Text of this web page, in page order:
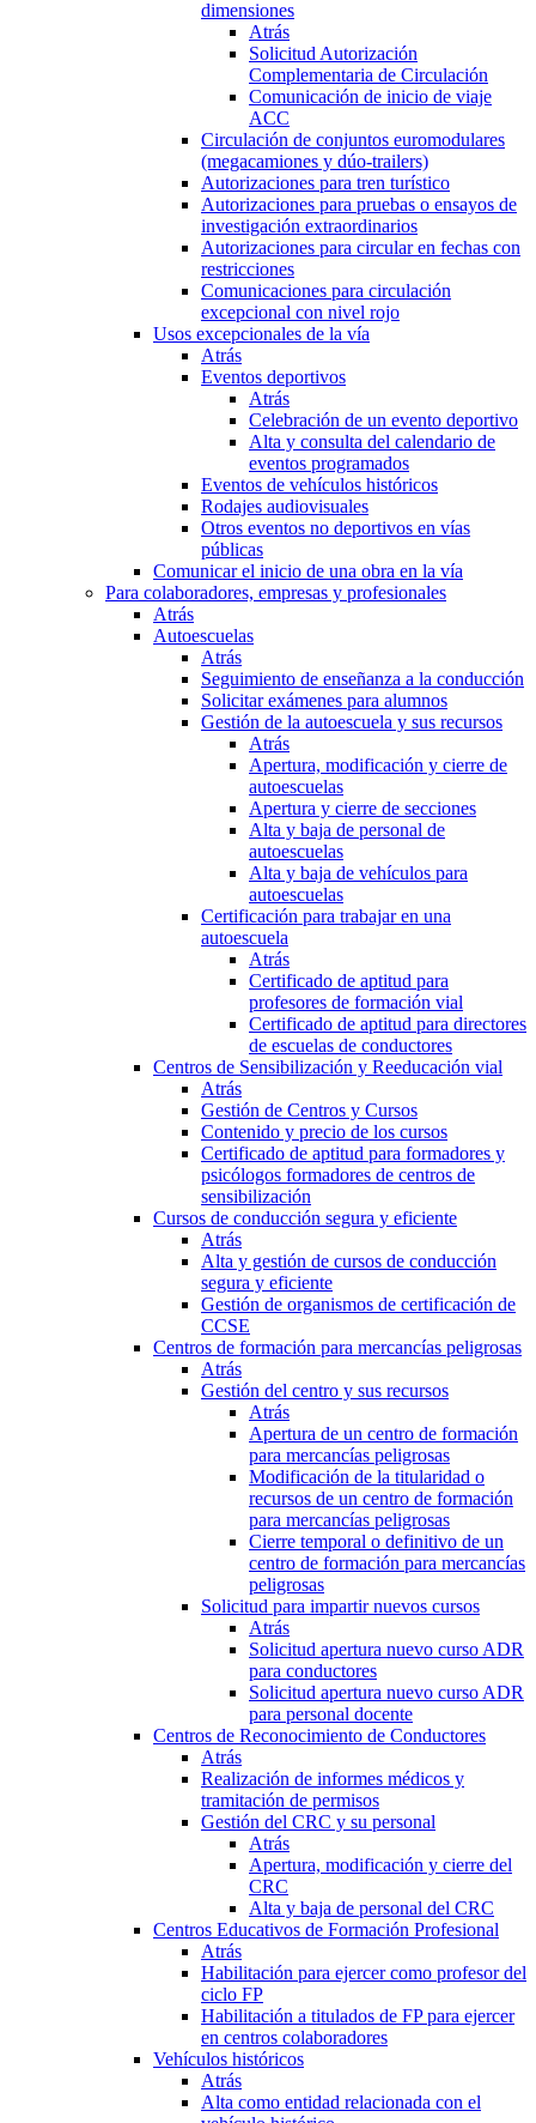
dimensiones
Atrás
Solicitud Autorización
Complementaria de Circulación
Comunicación de inicio de viaje
ACC
Circulación de conjuntos euromodulares
(megacamiones y dúo-trailers)
Autorizaciones para tren turístico
Autorizaciones para pruebas o ensayos de
investigación extraordinarios
Autorizaciones para circular en fechas con
restricciones
Comunicaciones para circulación
excepcional con nivel rojo
Usos excepcionales de la vía
Atrás
Eventos deportivos
Atrás
Celebración de un evento deportivo
Alta y consulta del calendario de
eventos programados
Eventos de vehículos históricos
Rodajes audiovisuales
Otros eventos no deportivos en vías
públicas
Comunicar el inicio de una obra en la vía
Para colaboradores, empresas y profesionales
Atrás
Autoescuelas
Atrás
Seguimiento de enseñanza a la conducción
Solicitar exámenes para alumnos
Gestión de la autoescuela y sus recursos
Atrás
Apertura, modificación y cierre de
autoescuelas
Apertura y cierre de secciones
Alta y baja de personal de
autoescuelas
Alta y baja de vehículos para
autoescuelas
Certificación para trabajar en una
autoescuela
Atrás
Certificado de aptitud para
profesores de formación vial
Certificado de aptitud para directores
de escuelas de conductores
Centros de Sensibilización y Reeducación vial
Atrás
Gestión de Centros y Cursos
Contenido y precio de los cursos
Certificado de aptitud para formadores y
psicólogos formadores de centros de
sensibilización
Cursos de conducción segura y eficiente
Atrás
Alta y gestión de cursos de conducción
segura y eficiente
Gestión de organismos de certificación de
CCSE
Centros de formación para mercancías peligrosas
Atrás
Gestión del centro y sus recursos
Atrás
Apertura de un centro de formación
para mercancías peligrosas
Modificación de la titularidad o
recursos de un centro de formación
para mercancías peligrosas
Cierre temporal o definitivo de un
centro de formación para mercancías
peligrosas
Solicitud para impartir nuevos cursos
Atrás
Solicitud apertura nuevo curso ADR
para conductores
Solicitud apertura nuevo curso ADR
para personal docente
Centros de Reconocimiento de Conductores
Atrás
Realización de informes médicos y
tramitación de permisos
Gestión del CRC y su personal
Atrás
Apertura, modificación y cierre del
CRC
Alta y baja de personal del CRC
Centros Educativos de Formación Profesional
Atrás
Habilitación para ejercer como profesor del
ciclo FP
Habilitación a titulados de FP para ejercer
en centros colaboradores
Vehículos históricos
Atrás
Alta como entidad relacionada con el